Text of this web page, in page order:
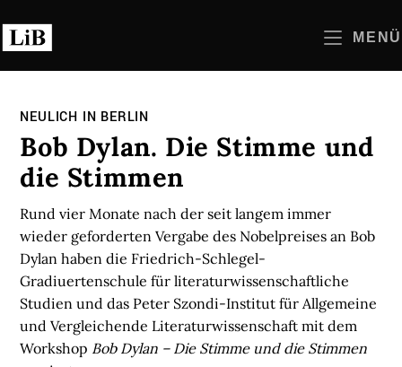
Inhalt
springen
MENÜ
NEULICH IN BERLIN
Bob Dylan. Die Stimme und
die Stimmen
Rund vier Monate nach der seit langem immer
wieder geforderten Vergabe des Nobelpreises an Bob
Dylan haben die Friedrich-Schlegel-
Gradiuertenschule für literaturwissenschaftliche
Studien und das Peter Szondi-Institut für Allgemeine
und Vergleichende Literaturwissenschaft mit dem
Workshop Bob Dylan – Die Stimme und die Stimmen